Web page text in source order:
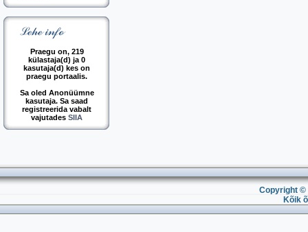
Praegu on, 219
külastaja(d) ja 0
kasutaja(d) kes on
praegu portaalis.
Sa oled Anonüümne
kasutaja. Sa saad
registreerida vabalt
vajutades SIIA
Copyright ©
Kõik